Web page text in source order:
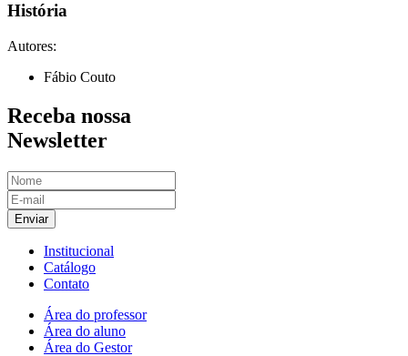
História
Autores:
Fábio Couto
Receba nossa
Newsletter
Enviar
Institucional
Catálogo
Contato
Área do professor
Área do aluno
Área do Gestor